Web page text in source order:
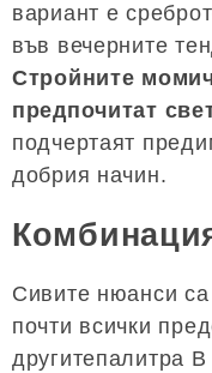
вариант е
във вечерните
Стройните
предпочитат
подчертаят
добрия начин.
Сивите нюанси
почти всички
другитепалитра